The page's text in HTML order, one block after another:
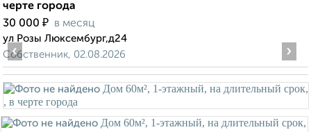
черте города
30 000 ₽ в месяц
ул Розы Люксембург,д24
Собственник, 02.08.2026
‹ ›